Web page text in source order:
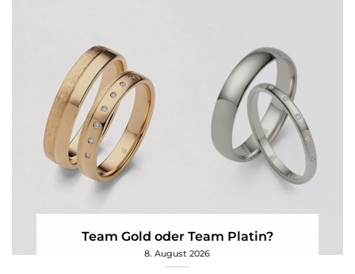
Team Gold oder Team Platin?
8. August 2026